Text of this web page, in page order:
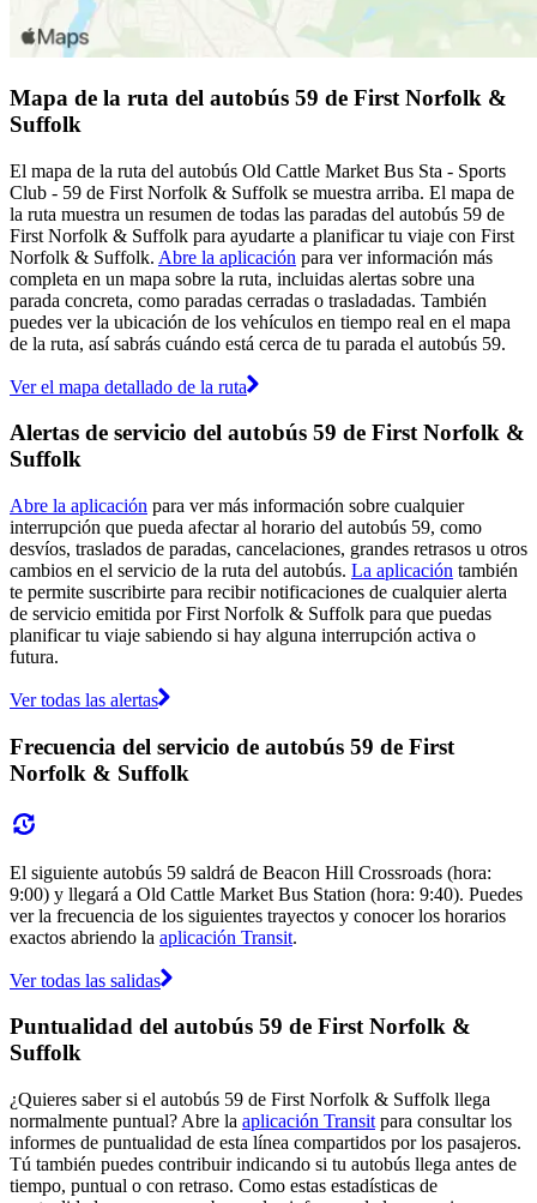
Mapa de la ruta del autobús 59 de First Norfolk &
Suffolk
El mapa de la ruta del autobús Old Cattle Market Bus Sta - Sports
Club - 59 de First Norfolk & Suffolk se muestra arriba. El mapa de
la ruta muestra un resumen de todas las paradas del autobús 59 de
First Norfolk & Suffolk para ayudarte a planificar tu viaje con First
Norfolk & Suffolk. Abre la aplicación para ver información más
completa en un mapa sobre la ruta, incluidas alertas sobre una
parada concreta, como paradas cerradas o trasladadas. También
puedes ver la ubicación de los vehículos en tiempo real en el mapa
de la ruta, así sabrás cuándo está cerca de tu parada el autobús 59.
Ver el mapa detallado de la ruta
Alertas de servicio del autobús 59 de First Norfolk &
Suffolk
Abre la aplicación para ver más información sobre cualquier
interrupción que pueda afectar al horario del autobús 59, como
desvíos, traslados de paradas, cancelaciones, grandes retrasos u otros
cambios en el servicio de la ruta del autobús. La aplicación también
te permite suscribirte para recibir notificaciones de cualquier alerta
de servicio emitida por First Norfolk & Suffolk para que puedas
planificar tu viaje sabiendo si hay alguna interrupción activa o
futura.
Ver todas las alertas
Frecuencia del servicio de autobús 59 de First
Norfolk & Suffolk
El siguiente autobús 59 saldrá de Beacon Hill Crossroads (hora:
9:00) y llegará a Old Cattle Market Bus Station (hora: 9:40). Puedes
ver la frecuencia de los siguientes trayectos y conocer los horarios
exactos abriendo la aplicación Transit.
Ver todas las salidas
Puntualidad del autobús 59 de First Norfolk &
Suffolk
¿Quieres saber si el autobús 59 de First Norfolk & Suffolk llega
normalmente puntual? Abre la aplicación Transit para consultar los
informes de puntualidad de esta línea compartidos por los pasajeros.
Tú también puedes contribuir indicando si tu autobús llega antes de
tiempo, puntual o con retraso. Como estas estadísticas de